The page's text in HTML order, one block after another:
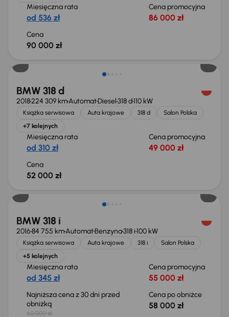
Miesięczna rata
od 536 zł
Cena promocyjna
86 000 zł
Cena
90 000 zł
BMW 318 d
2018224 309 kmAutomatDiesel318 d110 kW
Książka serwisowa Auta krajowe 318 d
Salon Polska
+7 kolejnych
Miesięczna rata
od 310 zł
Cena promocyjna
49 000 zł
Cena
52 000 zł
Taniej o 2 000 zł
BMW 318 i
201684 755 kmAutomatBenzyna318 i100 kW
Książka serwisowa Auta krajowe 318 i
Salon Polska
+5 kolejnych
Miesięczna rata
od 345 zł
Cena promocyjna
55 000 zł
Najniższa cena z 30 dni przed
obniżką
60 000 zł
Cena po obniżce
58 000 zł